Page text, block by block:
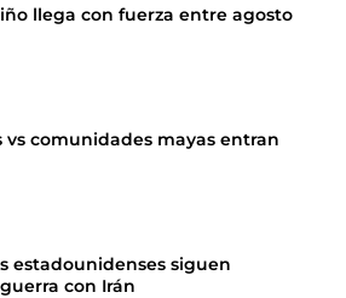
llega con fuerza entre agosto
vs comunidades mayas entran
estadounidenses siguen
con Irán